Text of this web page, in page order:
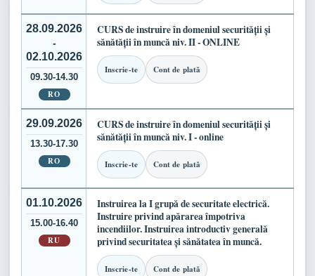
28.09.2026
-
02.10.2026
09.30-14.30
RO
CURS de instruire în domeniul securității și
sănătății în muncă niv. II - ONLINE
Inscrie-te Cont de plată
29.09.2026
13.30-17.30
RO
CURS de instruire în domeniul securității și
sănătății în muncă niv. I - online
Inscrie-te Cont de plată
01.10.2026
15.00-16.40
RU
Instruirea la I grupă de securitate electrică.
Instruire privind apărarea împotriva
incendiilor. Instruirea introductiv generală
privind securitatea și sănătatea în muncă.
Inscrie-te Cont de plată